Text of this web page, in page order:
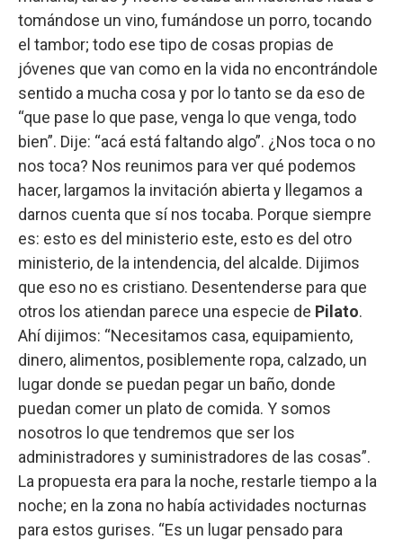
tomándose un vino, fumándose un porro, tocando
el tambor; todo ese tipo de cosas propias de
jóvenes que van como en la vida no encontrándole
sentido a mucha cosa y por lo tanto se da eso de
“que pase lo que pase, venga lo que venga, todo
bien”. Dije: “acá está faltando algo”. ¿Nos toca o no
nos toca? Nos reunimos para ver qué podemos
hacer, largamos la invitación abierta y llegamos a
darnos cuenta que sí nos tocaba. Porque siempre
es: esto es del ministerio este, esto es del otro
ministerio, de la intendencia, del alcalde. Dijimos
que eso no es cristiano. Desentenderse para que
otros los atiendan parece una especie de Pilato.
Ahí dijimos: “Necesitamos casa, equipamiento,
dinero, alimentos, posiblemente ropa, calzado, un
lugar donde se puedan pegar un baño, donde
puedan comer un plato de comida. Y somos
nosotros lo que tendremos que ser los
administradores y suministradores de las cosas”.
La propuesta era para la noche, restarle tiempo a la
noche; en la zona no había actividades nocturnas
para estos gurises. “Es un lugar pensado para